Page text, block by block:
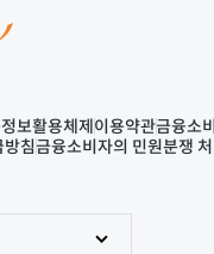
보활용체제 이용약관금융소
침금융소비자의 민원분쟁